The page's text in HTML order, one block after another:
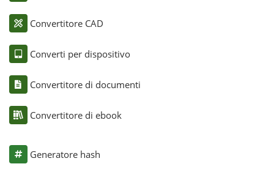
Convertitore CAD
Converti per dispositivo
Convertitore di documenti
Convertitore di ebook
Generatore hash